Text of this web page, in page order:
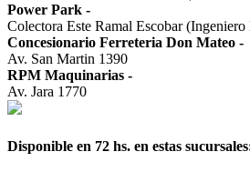
Power Park -
Colectora Este Ramal Escobar
Concesionario Ferreteria Don Mateo -
Av. San Martin 1390
RPM Maquinarias -
Av. Jara 1770
Disponible en 72 hs. en estas